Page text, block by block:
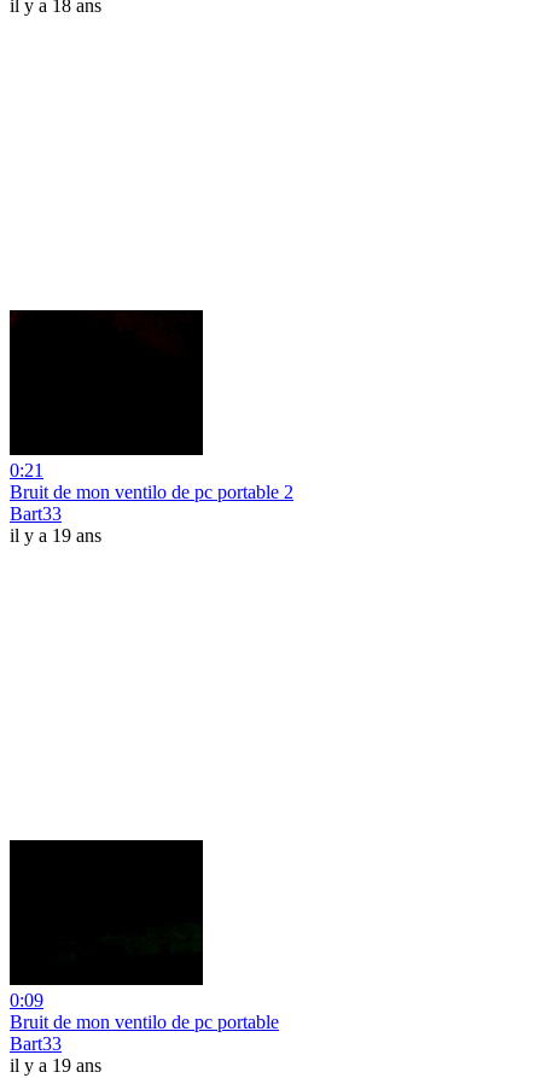
il y a 18 ans
0:21
Bruit de mon ventilo de pc portable 2
Bart33
il y a 19 ans
0:09
Bruit de mon ventilo de pc portable
Bart33
il y a 19 ans